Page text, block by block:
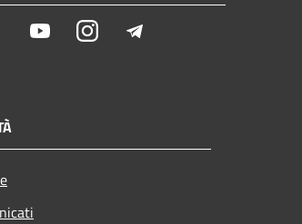
Facebook YoutubeInstagram